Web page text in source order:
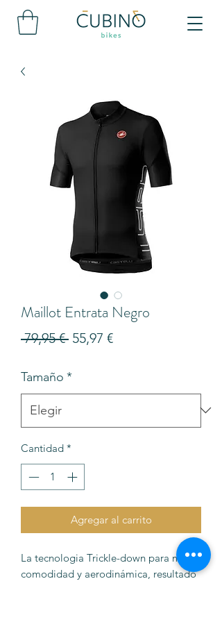
Maillot Entrata Negro
79,95 € Precio
55,97 €Precio
Tamaño *
Cantidad *
Agregar al carrito
La tecnologia Trickle-down para mayor
comodidad y aerodinámica, resultado